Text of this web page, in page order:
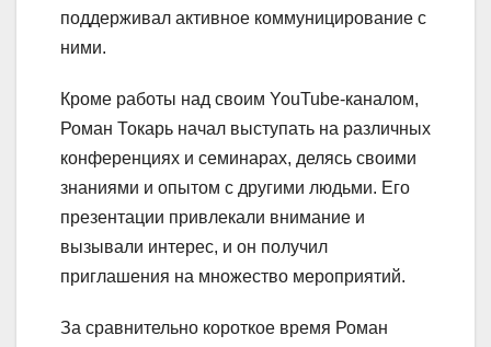
поддерживал активное коммуницирование с
ними.
Кроме работы над своим YouTube-каналом,
Роман Токарь начал выступать на различных
конференциях и семинарах, делясь своими
знаниями и опытом с другими людьми. Его
презентации привлекали внимание и
вызывали интерес, и он получил
приглашения на множество мероприятий.
За сравнительно короткое время Роман